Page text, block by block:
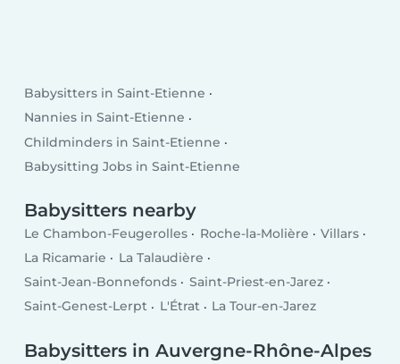
Babysitters in Saint-Etienne
Nannies in Saint-Etienne
Childminders in Saint-Etienne
Babysitting Jobs in Saint-Etienne
Babysitters nearby
Le Chambon-Feugerolles Roche-la-Molière
Villars
La Ricamarie
La Talaudière
Saint-Jean-Bonnefonds
Saint-Priest-en-Jarez
Saint-Genest-Lerpt
L'Étrat La Tour-en-Jarez
Babysitters in Auvergne-Rhône-Alpes